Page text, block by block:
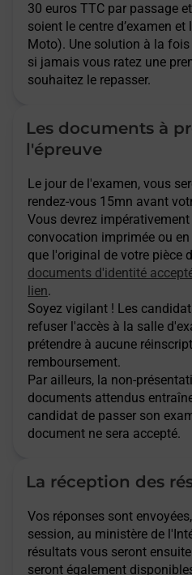
30 euros TTC par passage
soient le centre d’examen
Moto). Une solution à la
si jamais vous ratez une
souhaitez le repasser.
Les documents à
l'épreuve
Le jour de l'examen, vous
rendez-vous 15mn avant
Vous devrez
convocation imprimée ou
que l'original de votre pièce
documents d'identité
lien.
Soyez vigilant ! Les
refuser l'accès à la salle
prétendre à aucune
remboursement.
Par ailleurs, la non-
documents attendus
candidat de passer son
document ne sera accepté.
La réception des
Vos réponses sont
session, au ministère de
résultats vous seront
seront également